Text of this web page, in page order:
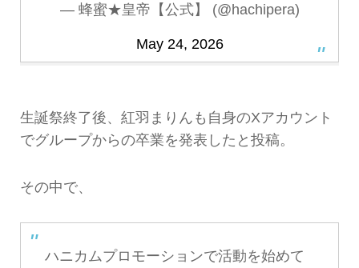
— 蜂蜜★皇帝【公式】 (@hachipera)
May 24, 2026
生誕祭終了後、紅羽まりんも自身のXアカウント
でグループからの卒業を発表したと投稿。
その中で、
ハニカムプロモーションで活動を始めて